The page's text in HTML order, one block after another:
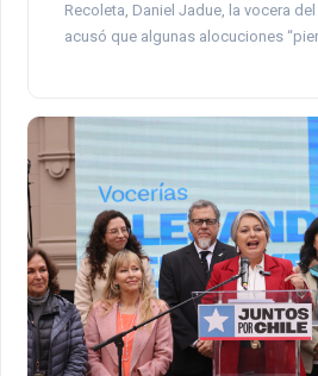
Recoleta, Daniel Jadue, la vocera
acusó que algunas alocuciones